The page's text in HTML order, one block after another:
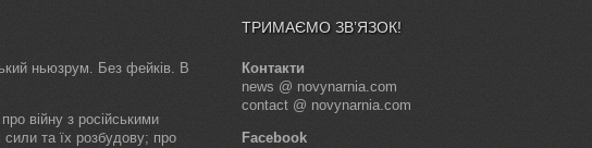
ньюзрум. Без фейків. В
війну з російськими
та їх розбудову; про
ТРИМАЄМО ЗВ’ЯЗОК!
Контакти
news @ novynarnia.com
contact @ novynarnia.com
Facebook